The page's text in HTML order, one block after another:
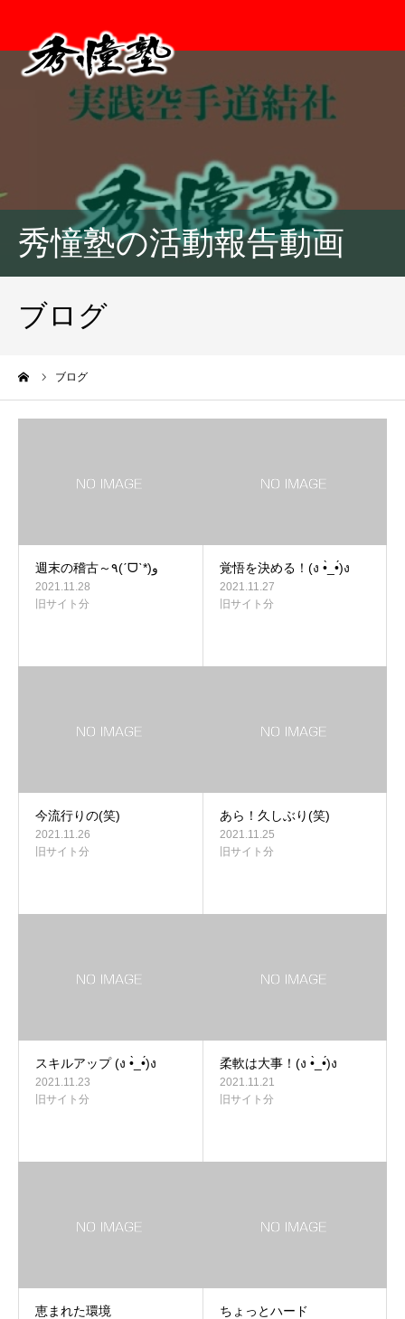
秀憧塾の活動報告動画
ブログ
ブログ
週末の稽古～٩(ˊᗜˋ*)و
2021.11.28
旧サイト分
覚悟を決める！(ง •̀_•́)ง
2021.11.27
旧サイト分
今流行りの(笑)
2021.11.26
旧サイト分
あら！久しぶり(笑)
2021.11.25
旧サイト分
スキルアップ (ง •̀_•́)ง
2021.11.23
旧サイト分
柔軟は大事！(ง •̀_•́)ง
2021.11.21
旧サイト分
恵まれた環境 ちょっとハード